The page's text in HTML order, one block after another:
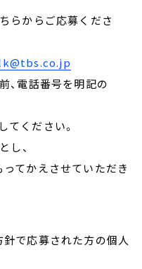
らからご応募くださ
、電話番号を明記の
てください。
し、
てかえさせていただき
針で応募された方の個人